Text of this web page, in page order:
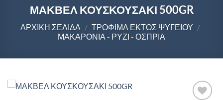
ΜΑΚΒΕΛ ΚΟΥΣΚΟΥΣΑΚΙ 500GR
ΑΡΧΙΚΉ ΣΕΛΊΔΑ / ΤΡΟΦΙΜΑ ΕΚΤΟΣ ΨΥΓΕΊΟΥ /
ΜΑΚΑΡΌΝΙΑ - ΡΎΖΙ - ΌΣΠΡΙΑ